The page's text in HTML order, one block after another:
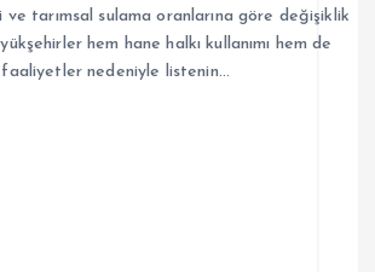
tarımsal sulama oranlarına göre değişiklik
hem hane halkı kullanımı hem de
nedeniyle listenin…